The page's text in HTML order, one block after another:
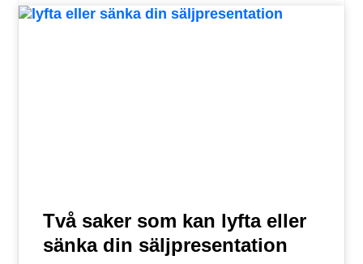
Två saker som kan lyfta eller
sänka din säljpresentation